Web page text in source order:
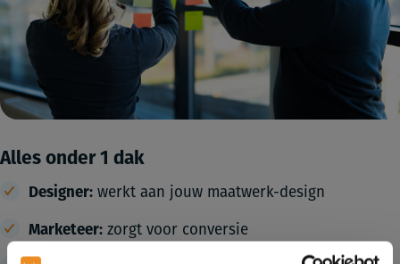
Alles onder 1 dak
Designer: werkt aan jouw maatwerk-design
Marketeer: zorgt voor conversie